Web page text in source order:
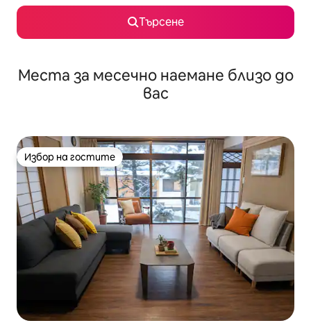
Търсене
Места за месечно наемане близо до
вас
Избор на гостите
Избор на гостите